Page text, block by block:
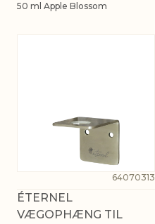
50 ml Apple Blossom
64070313
ÉTERNEL
VÆGOPHÆNG TIL